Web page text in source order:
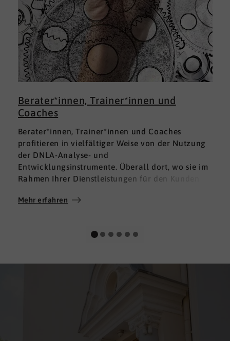
Berater*innen, Trainer*innen und
Coaches
Berater*innen, Trainer*innen und Coaches
profitieren in vielfältiger Weise von der Nutzung
der DNLA-Analyse- und
Entwicklungsinstrumente. Überall dort, wo sie im
Rahmen Ihrer Dienstleistungen für den Kunden
Soft Skills brauchen, finden sie in DNLA den
Mehr erfahren